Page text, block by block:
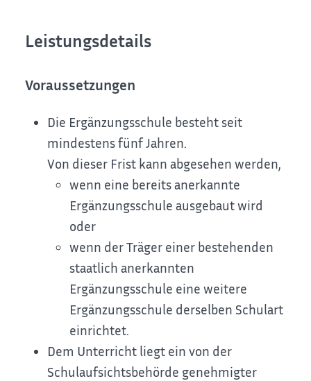
Leistungsdetails
Voraussetzungen
Die Ergänzungsschule besteht seit
mindestens fünf Jahren.
Von dieser Frist kann abgesehen werden,
wenn eine bereits anerkannte
Ergänzungsschule ausgebaut wird
oder
wenn der Träger einer bestehenden
staatlich anerkannten
Ergänzungsschule eine weitere
Ergänzungsschule derselben Schulart
einrichtet.
Dem Unterricht liegt ein von der
Schulaufsichtsbehörde genehmigter